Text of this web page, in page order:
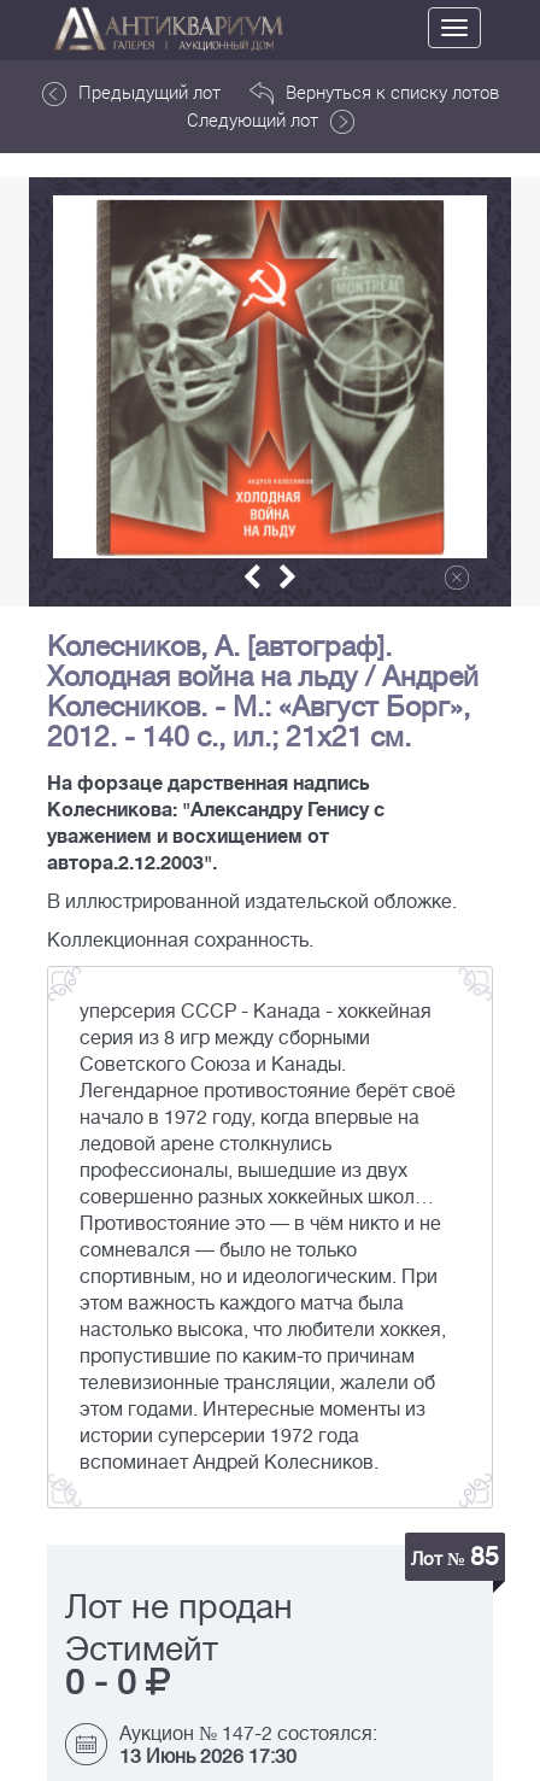
Toggle
navigation
Предыдущий лот
Вернуться к списку лотов
Следующий лот
Колесников, А. [автограф].
Холодная война на льду / Андрей
Колесников. - М.: «Август Борг»,
2012. - 140 с., ил.; 21х21 см.
На форзаце дарственная надпись
Колесникова: "Александру Генису с
уважением и восхищением от
автора.2.12.2003".
В иллюстрированной издательской обложке.
Коллекционная сохранность.
уперсерия СССР - Канада - хоккейная
серия из 8 игр между сборными
Советского Союза и Канады.
Легендарное противостояние берёт своё
начало в 1972 году, когда впервые на
ледовой арене столкнулись
профессионалы, вышедшие из двух
совершенно разных хоккейных школ…
Противостояние это — в чём никто и не
сомневался — было не только
спортивным, но и идеологическим. При
этом важность каждого матча была
настолько высока, что любители хоккея,
пропустившие по каким-то причинам
телевизионные трансляции, жалели об
этом годами. Интересные моменты из
истории суперсерии 1972 года
вспоминает Андрей Колесников.
Лот № 85
Лот не продан
Эстимейт
0 - 0
Аукцион № 147-2 состоялся:
13 Июнь 2026 17:30